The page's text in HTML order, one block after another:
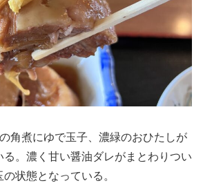
角煮にゆで玉子、濃緑のおひたしが
。濃く甘い醤油ダレがまとわりつい
状態となっている。